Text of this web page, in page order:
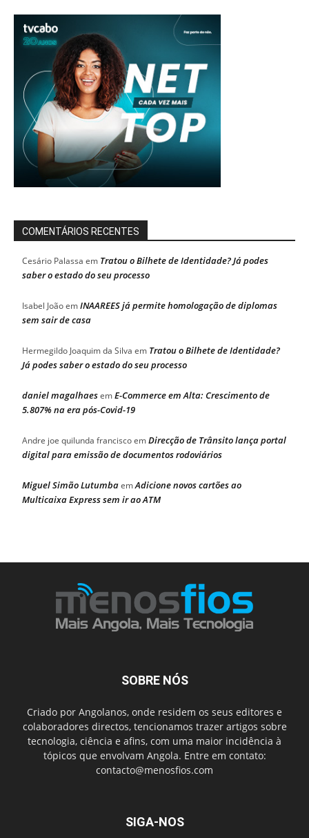
COMENTÁRIOS RECENTES
Cesário Palassa em Tratou o Bilhete de Identidade? Já podes
saber o estado do seu processo
Isabel JoãoemINAAREES já permite homologação de diplomas
sem sair de casa
Hermegildo Joaquim da Silva em Tratou o Bilhete de Identidade?
Já podes saber o estado do seu processo
daniel magalhaesemE-Commerce em Alta: Crescimento de
5.807% na era pós-Covid-19
Andre joe quilunda franciscoemDirecção de Trânsito lança portal
digital para emissão de documentos rodoviários
Miguel Simão LutumbaemAdicione novos cartões ao
Multicaixa Express sem ir ao ATM
SOBRE NÓS
Criado por Angolanos, onde residem os seus editores e
colaboradores directos, tencionamos trazer artigos sobre
tecnologia, ciência e afins, com uma maior incidência à
tópicos que envolvam Angola. Entre em contato:
contacto@menosfios.com
SIGA-NOS